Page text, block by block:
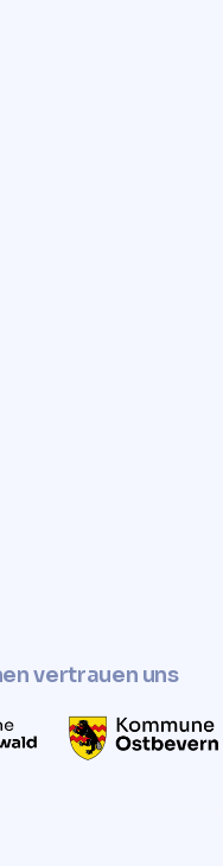
vertrauen uns